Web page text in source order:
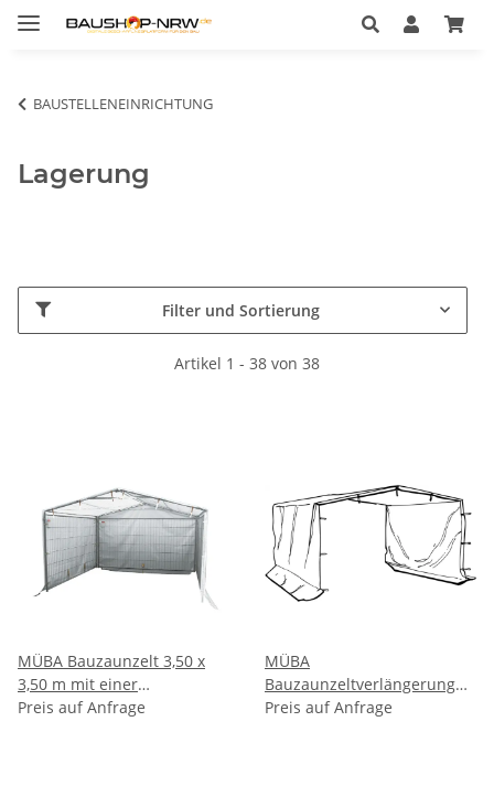
BAUSTELLENEINRICHTUNG
Lagerung
Filter und Sortierung
Artikel 1 - 38 von 38
MÜBA Bauzaunzelt 3,50 x
3,50 m mit einer
geschlossenen Giebelseite
Preis auf Anfrage
MÜBA
Bauzaunzeltverlängerung
3,50 m für Lagerzelt
Preis auf Anfrage